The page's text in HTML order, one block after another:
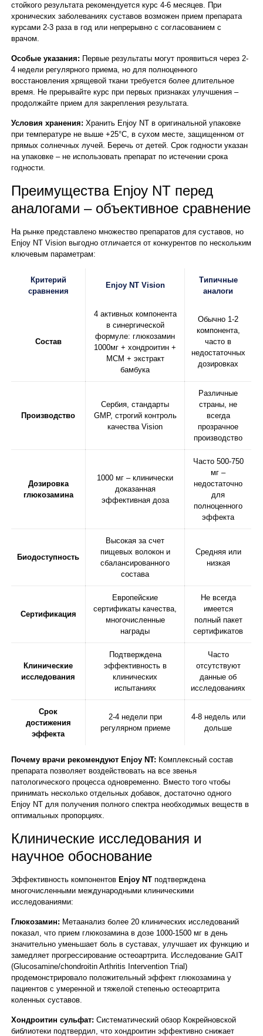
стойкого результата рекомендуется курс 4-6 месяцев. При
хронических заболеваниях суставов возможен прием препарата
курсами 2-3 раза в год или непрерывно с согласованием с
врачом.
Особые указания: Первые результаты могут проявиться через 2-
4 недели регулярного приема, но для полноценного
восстановления хрящевой ткани требуется более длительное
время. Не прерывайте курс при первых признаках улучшения –
продолжайте прием для закрепления результата.
Условия хранения: Хранить Enjoy NT в оригинальной упаковке
при температуре не выше +25°C, в сухом месте, защищенном от
прямых солнечных лучей. Беречь от детей. Срок годности указан
на упаковке – не использовать препарат по истечении срока
годности.
Преимущества Enjoy NT перед
аналогами – объективное сравнение
На рынке представлено множество препаратов для суставов, но
Enjoy NT Vision выгодно отличается от конкурентов по нескольким
ключевым параметрам:
Критерий
сравнения
Enjoy NT Vision
Типичные
аналоги
Состав
4 активных компонента
в синергической
формуле: глюкозамин
1000мг + хондроитин +
МСМ + экстракт
бамбука
Обычно 1-2
компонента,
часто в
недостаточных
дозировках
Производство
Сербия, стандарты
GMP, строгий контроль
качества Vision
Различные
страны, не
всегда
прозрачное
производство
Дозировка
глюкозамина
1000 мг – клинически
доказанная
эффективная доза
Часто 500-750
мг –
недостаточно
для
полноценного
эффекта
Биодоступность
Высокая за счет
пищевых волокон и
сбалансированного
состава
Средняя или
низкая
Сертификация
Европейские
сертификаты качества,
многочисленные
награды
Не всегда
имеется
полный пакет
сертификатов
Клинические
исследования
Подтверждена
эффективность в
клинических
испытаниях
Часто
отсутствуют
данные об
исследованиях
Срок
достижения
эффекта
2-4 недели при
регулярном приеме
4-8 недель или
дольше
Почему врачи рекомендуют Enjoy NT: Комплексный состав
препарата позволяет воздействовать на все звенья
патологического процесса одновременно. Вместо того чтобы
принимать несколько отдельных добавок, достаточно одного
Enjoy NT для получения полного спектра необходимых веществ в
оптимальных пропорциях.
Клинические исследования и
научное обоснование
Эффективность компонентов Enjoy NT подтверждена
многочисленными международными клиническими
исследованиями:
Глюкозамин: Метаанализ более 20 клинических исследований
показал, что прием глюкозамина в дозе 1000-1500 мг в день
значительно уменьшает боль в суставах, улучшает их функцию и
замедляет прогрессирование остеоартрита. Исследование GAIT
(Glucosamine/chondroitin Arthritis Intervention Trial)
продемонстрировало положительный эффект глюкозамина у
пациентов с умеренной и тяжелой степенью остеоартрита
коленных суставов.
Хондроитин сульфат: Систематический обзор Кокрейновской
библиотеки подтвердил, что хондроитин эффективно снижает